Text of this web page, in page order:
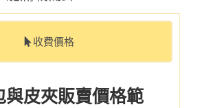
收費價格
與皮夾販賣價格範